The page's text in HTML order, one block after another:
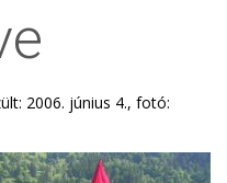
2006. június 4., fotó: